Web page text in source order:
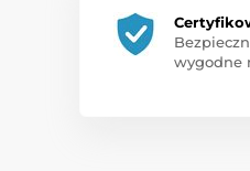
wygodne